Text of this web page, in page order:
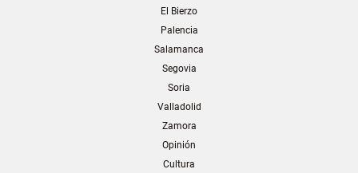
El Bierzo
Palencia
Salamanca
Segovia
Soria
Valladolid
Zamora
Opinión
Cultura